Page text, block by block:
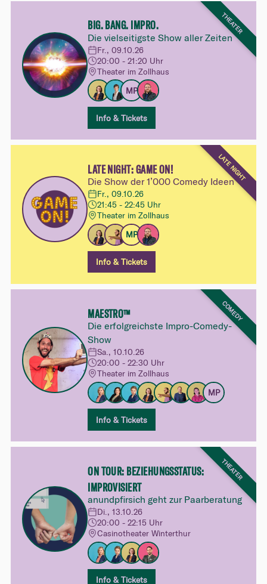
THEATER
BIG. BANG. IMPRO.
Die vielseitigste Show aller Zeiten
Fr., 09.10.26
20:00 - 21:20 Uhr
Theater im Zollhaus
MP
Info & Tickets
LATE NIGHT
LATE NIGHT: GAME ON!
Die Show der 1’000 Comedy Ideen
Fr., 09.10.26
21:45 - 22:45 Uhr
Theater im Zollhaus
MP
Info & Tickets
COMEDY
MAESTRO™
Die erfolgreichste Impro-Comedy-
Show
Sa., 10.10.26
20:00 - 22:30 Uhr
Theater im Zollhaus
MP
Info & Tickets
THEATER
ON TOUR: BEZIEHUNGSSTATUS:
IMPROVISIERT
anundpfirsich geht zur Paarberatung
Di., 13.10.26
20:00 - 22:15 Uhr
Casinotheater Winterthur
Info & Tickets